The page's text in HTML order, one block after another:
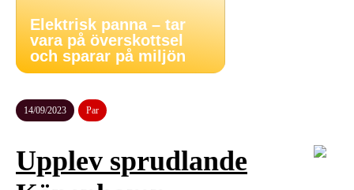
Elektrisk panna – tar
vara på överskottsel
och sparar på miljön
14/09/2023 Par
Upplev sprudlande